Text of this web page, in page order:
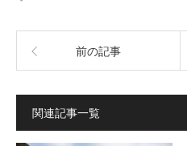
前の記事
関連記事一覧